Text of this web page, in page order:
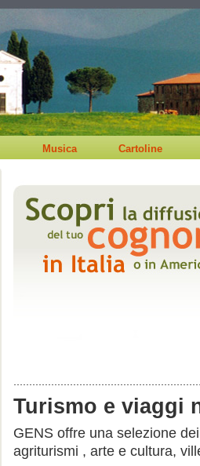
Musica Cartoline
Turismo e viaggi
GENS offre una selezione
agriturismi , arte e cultura,